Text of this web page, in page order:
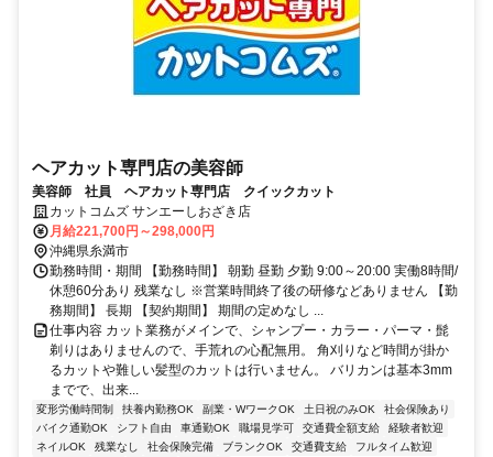
ヘアカット専門店の美容師
美容師 社員 ヘアカット専門店 クイックカット
カットコムズ サンエーしおざき店
月給221,700円～298,000円
沖縄県糸満市
勤務時間・期間 【勤務時間】 朝勤 昼勤 夕勤 9:00～20:00 実働8時間/
休憩60分あり 残業なし ※営業時間終了後の研修などありません 【勤
務期間】 長期 【契約期間】 期間の定めなし ...
仕事内容 カット業務がメインで、シャンプー・カラー・パーマ・髭
剃りはありませんので、手荒れの心配無用。 角刈りなど時間が掛か
るカットや難しい髪型のカットは行いません。 バリカンは基本3mm
までで、出来...
変形労働時間制 扶養内勤務OK 副業・WワークOK 土日祝のみOK
社会保険あり
バイク通勤OK
シフト自由 車通勤OK 職場見学可 交通費全額支給
経験者歓迎
ネイルOK
残業なし 社会保険完備 ブランクOK 交通費支給
フルタイム歓迎